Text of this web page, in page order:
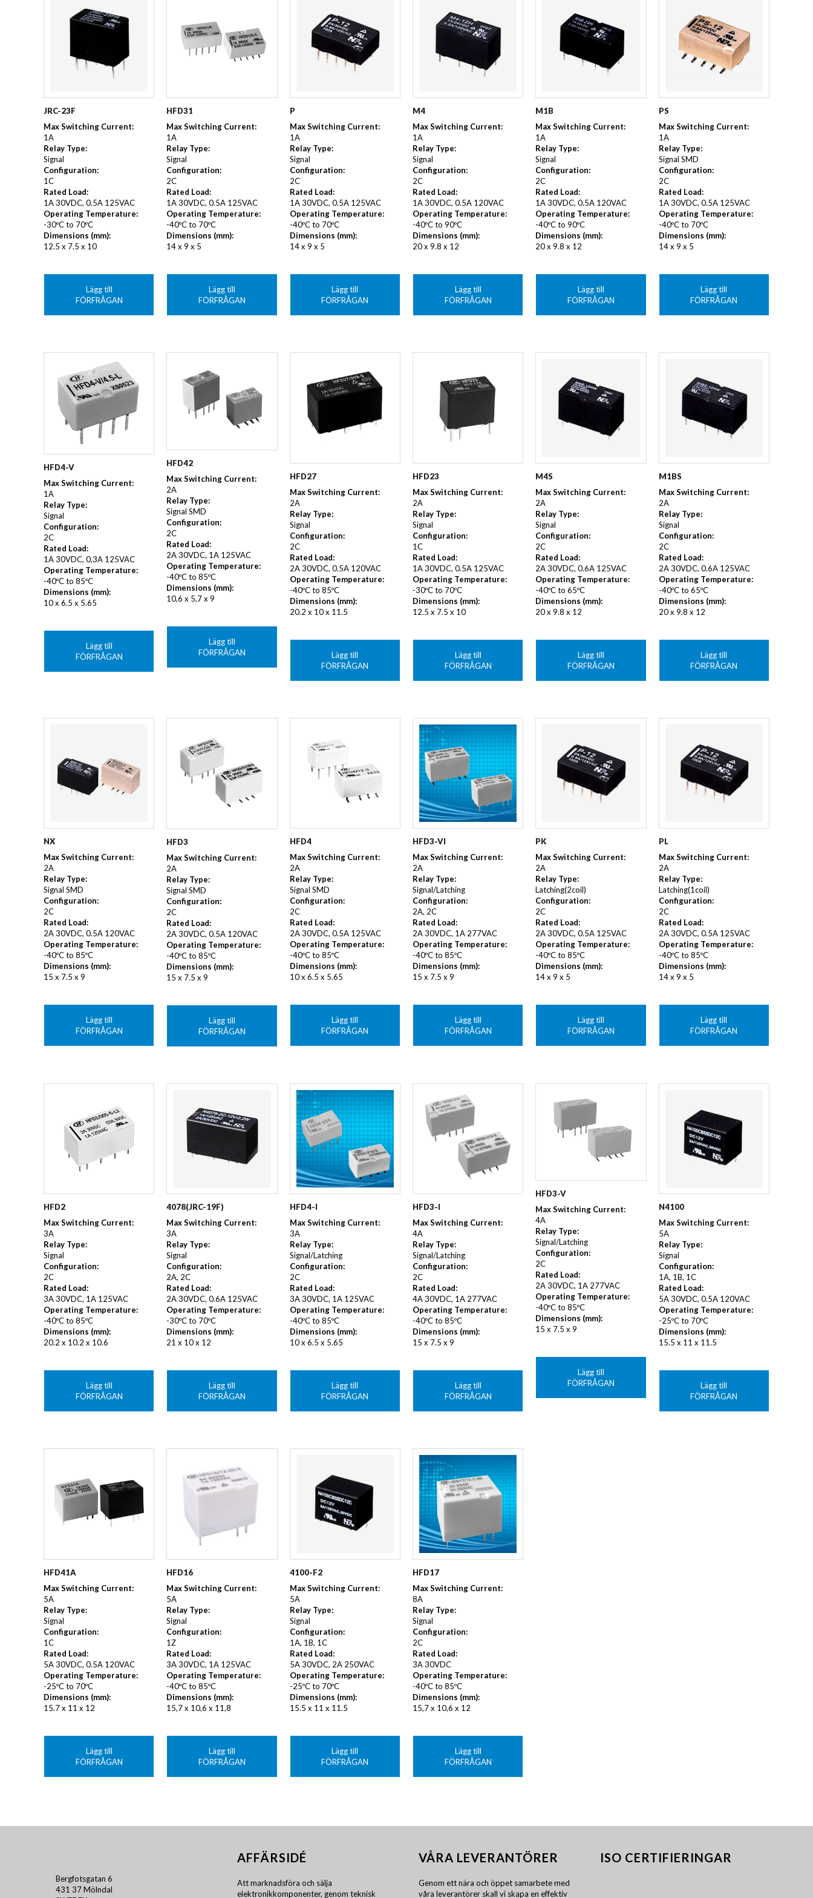
TFT Mono
TFT IPS
TFT HDMI Signal
TFT All-In-One
LED
LED Matrix
LED Displayer
PEKSKÄRM
FRONTGLAS & SKYDDSFILMER
FILTER
KUNDANPASSAT
Automotive
Bistabilt
FLÄKTAR/KYLNING
DC RADIAL
AC RADIAL
TANGENTBORD
MAGNETER
NDFEB
SMCO
ALNICO
FERRIT
KUNDANPASSAD
JRC-23F
Max Switching Current:
1A
Relay Type:
Signal
Configuration:
1C
Rated Load:
1A 30VDC, 0.5A 125VAC
Operating Temperature:
-30ºC to 70ºC
Dimensions (mm):
12.5 x 7.5 x 10
Lägg till
FÖRFRÅGAN
HFD31
Max Switching Current:
1A
Relay Type:
Signal
Configuration:
2C
Rated Load:
1A 30VDC, 0.5A 125VAC
Operating Temperature:
-40ºC to 70ºC
Dimensions (mm):
14 x 9 x 5
Lägg till
FÖRFRÅGAN
P
Max Switching Current:
1A
Relay Type:
Signal
Configuration:
2C
Rated Load:
1A 30VDC, 0.5A 125VAC
Operating Temperature:
-40ºC to 70ºC
Dimensions (mm):
14 x 9 x 5
Lägg till
FÖRFRÅGAN
M4
Max Switching Current:
1A
Relay Type:
Signal
Configuration:
2C
Rated Load:
1A 30VDC, 0.5A 120VAC
Operating Temperature:
-40ºC to 90ºC
Dimensions (mm):
20 x 9.8 x 12
Lägg till
FÖRFRÅGAN
M1B
Max Switching Current:
1A
Relay Type:
Signal
Configuration:
2C
Rated Load:
1A 30VDC, 0.5A 120VAC
Operating Temperature:
-40ºC to 90ºC
Dimensions (mm):
20 x 9.8 x 12
Lägg till
FÖRFRÅGAN
PS
Max Switching Current:
1A
Relay Type:
Signal SMD
Configuration:
2C
Rated Load:
1A 30VDC, 0.5A 125VAC
Operating Temperature:
-40ºC to 70ºC
Dimensions (mm):
14 x 9 x 5
Lägg till
FÖRFRÅGAN
HFD4-V
Max Switching Current:
1A
Relay Type:
Signal
Configuration:
2C
Rated Load:
1A 30VDC, 0,3A 125VAC
Operating Temperature:
-40ºC to 85ºC
Dimensions (mm):
10 x 6.5 x 5.65
Lägg till
FÖRFRÅGAN
HFD42
Max Switching Current:
2A
Relay Type:
Signal SMD
Configuration:
2C
Rated Load:
2A 30VDC, 1A 125VAC
Operating Temperature:
-40ºC to 85ºC
Dimensions (mm):
10,6 x 5,7 x 9
Lägg till
FÖRFRÅGAN
HFD27
Max Switching Current:
2A
Relay Type:
Signal
Configuration:
2C
Rated Load:
2A 30VDC, 0.5A 120VAC
Operating Temperature:
-40ºC to 85ºC
Dimensions (mm):
20.2 x 10 x 11.5
Lägg till
FÖRFRÅGAN
HFD23
Max Switching Current:
2A
Relay Type:
Signal
Configuration:
1C
Rated Load:
1A 30VDC, 0.5A 125VAC
Operating Temperature:
-30ºC to 70ºC
Dimensions (mm):
12.5 x 7.5 x 10
Lägg till
FÖRFRÅGAN
M4S
Max Switching Current:
2A
Relay Type:
Signal
Configuration:
2C
Rated Load:
2A 30VDC, 0.6A 125VAC
Operating Temperature:
-40ºC to 65ºC
Dimensions (mm):
20 x 9.8 x 12
Lägg till
FÖRFRÅGAN
M1BS
Max Switching Current:
2A
Relay Type:
Signal
Configuration:
2C
Rated Load:
2A 30VDC, 0.6A 125VAC
Operating Temperature:
-40ºC to 65ºC
Dimensions (mm):
20 x 9.8 x 12
Lägg till
FÖRFRÅGAN
NX
Max Switching Current:
2A
Relay Type:
Signal SMD
Configuration:
2C
Rated Load:
2A 30VDC, 0.5A 120VAC
Operating Temperature:
-40ºC to 85ºC
Dimensions (mm):
15 x 7.5 x 9
Lägg till
FÖRFRÅGAN
HFD3
Max Switching Current:
2A
Relay Type:
Signal SMD
Configuration:
2C
Rated Load:
2A 30VDC, 0.5A 120VAC
Operating Temperature:
-40ºC to 85ºC
Dimensions (mm):
15 x 7.5 x 9
Lägg till
FÖRFRÅGAN
HFD4
Max Switching Current:
2A
Relay Type:
Signal SMD
Configuration:
2C
Rated Load:
2A 30VDC, 0.5A 125VAC
Operating Temperature:
-40ºC to 85ºC
Dimensions (mm):
10 x 6.5 x 5.65
Lägg till
FÖRFRÅGAN
HFD3-VI
Max Switching Current:
2A
Relay Type:
Signal/Latching
Configuration:
2A, 2C
Rated Load:
2A 30VDC, 1A 277VAC
Operating Temperature:
-40ºC to 85ºC
Dimensions (mm):
15 x 7.5 x 9
Lägg till
FÖRFRÅGAN
PK
Max Switching Current:
2A
Relay Type:
Latching(2coil)
Configuration:
2C
Rated Load:
2A 30VDC, 0.5A 125VAC
Operating Temperature:
-40ºC to 85ºC
Dimensions (mm):
14 x 9 x 5
Lägg till
FÖRFRÅGAN
PL
Max Switching Current:
2A
Relay Type:
Latching(1coil)
Configuration:
2C
Rated Load:
2A 30VDC, 0.5A 125VAC
Operating Temperature:
-40ºC to 85ºC
Dimensions (mm):
14 x 9 x 5
Lägg till
FÖRFRÅGAN
HFD2
Max Switching Current:
3A
Relay Type:
Signal
Configuration:
2C
Rated Load:
3A 30VDC, 1A 125VAC
Operating Temperature:
-40ºC to 85ºC
Dimensions (mm):
20.2 x 10.2 x 10.6
Lägg till
FÖRFRÅGAN
4078(JRC-19F)
Max Switching Current:
3A
Relay Type:
Signal
Configuration:
2A, 2C
Rated Load:
2A 30VDC, 0.6A 125VAC
Operating Temperature:
-30ºC to 70ºC
Dimensions (mm):
21 x 10 x 12
Lägg till
FÖRFRÅGAN
HFD4-I
Max Switching Current:
3A
Relay Type:
Signal/Latching
Configuration:
2C
Rated Load:
3A 30VDC, 1A 125VAC
Operating Temperature:
-40ºC to 85ºC
Dimensions (mm):
10 x 6.5 x 5.65
Lägg till
FÖRFRÅGAN
HFD3-I
Max Switching Current:
4A
Relay Type:
Signal/Latching
Configuration:
2C
Rated Load:
4A 30VDC, 1A 277VAC
Operating Temperature:
-40ºC to 85ºC
Dimensions (mm):
15 x 7.5 x 9
Lägg till
FÖRFRÅGAN
HFD3-V
Max Switching Current:
4A
Relay Type:
Signal/Latching
Configuration:
2C
Rated Load:
2A 30VDC, 1A 277VAC
Operating Temperature:
-40ºC to 85ºC
Dimensions (mm):
15 x 7.5 x 9
Lägg till
FÖRFRÅGAN
N4100
Max Switching Current:
5A
Relay Type:
Signal
Configuration:
1A, 1B, 1C
Rated Load:
5A 30VDC, 0.5A 120VAC
Operating Temperature:
-25ºC to 70ºC
Dimensions (mm):
15.5 x 11 x 11.5
Lägg till
FÖRFRÅGAN
HFD41A
Max Switching Current:
5A
Relay Type:
Signal
Configuration:
1C
Rated Load:
5A 30VDC, 0.5A 120VAC
Operating Temperature:
-25ºC to 70ºC
Dimensions (mm):
15.7 x 11 x 12
Lägg till
FÖRFRÅGAN
HFD16
Max Switching Current:
5A
Relay Type:
Signal
Configuration:
1Z
Rated Load:
3A 30VDC, 1A 125VAC
Operating Temperature:
-40ºC to 85ºC
Dimensions (mm):
15,7 x 10,6 x 11,8
Lägg till
FÖRFRÅGAN
4100-F2
Max Switching Current:
5A
Relay Type:
Signal
Configuration:
1A, 1B, 1C
Rated Load:
5A 30VDC, 2A 250VAC
Operating Temperature:
-25ºC to 70ºC
Dimensions (mm):
15.5 x 11 x 11.5
Lägg till
FÖRFRÅGAN
HFD17
Max Switching Current:
8A
Relay Type:
Signal
Configuration:
2C
Rated Load:
3A 30VDC
Operating Temperature:
-40ºC to 85ºC
Dimensions (mm):
15,7 x 10,6 x 12
Lägg till
FÖRFRÅGAN
Bergfotsgatan 6
431 37 Mölndal
AFFÄRSIDÉ
Att marknadsföra och sälja
elektronikkomponenter, genom teknisk
VÅRA LEVERANTÖRER
Genom ett nära och öppet samarbete med
våra leverantörer skall vi skapa en effektiv
ISO CERTIFIERINGAR